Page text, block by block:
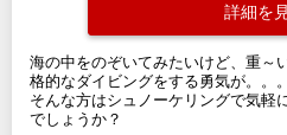
詳細を
海の中をのぞいてみたいけど、重～
格的なダイビングをする勇気が。。
そんな方はシュノーケリングで気軽
でしょうか？